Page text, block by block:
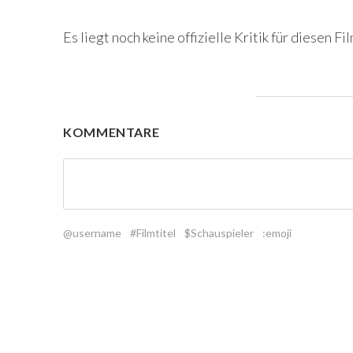
Es liegt noch keine offizielle Kritik für diesen
KOMMENTARE
@username #Filmtitel $Schauspieler :emoji